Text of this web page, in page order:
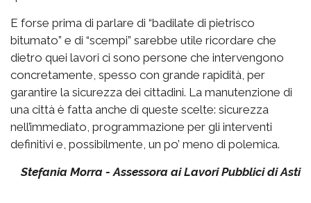
E forse prima di parlare di “badilate di pietrisco
bitumato” e di “scempi” sarebbe utile ricordare che
dietro quei lavori ci sono persone che intervengono
concretamente, spesso con grande rapidità, per
garantire la sicurezza dei cittadini. La manutenzione di
una città è fatta anche di queste scelte: sicurezza
nell’immediato, programmazione per gli interventi
definitivi e, possibilmente, un po’ meno di polemica.
Stefania Morra - Assessora ai Lavori Pubblici di Asti